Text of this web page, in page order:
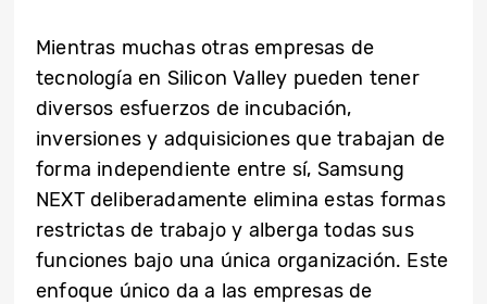
Mientras muchas otras empresas de
tecnología en Silicon Valley pueden tener
diversos esfuerzos de incubación,
inversiones y adquisiciones que trabajan de
forma independiente entre sí, Samsung
NEXT deliberadamente elimina estas formas
restrictas de trabajo y alberga todas sus
funciones bajo una única organización. Este
enfoque único da a las empresas de